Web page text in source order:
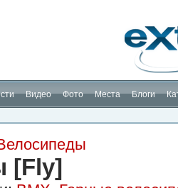
Видео Фото Места Блоги
[Fly]